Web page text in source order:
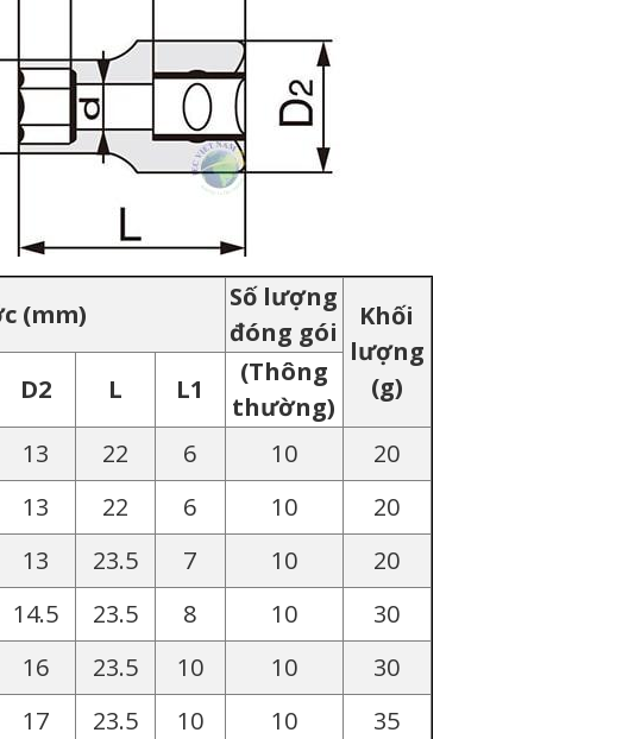
(mm)
Số lượng
đóng gói
Khối
lượng
(g)
D2 L L1
(Thông
thường)
13 22 6 10
20
13 22 6 10
20
13 23.5 7 10
20
14.5 23.5 8 10
30
16 23.5 10 10
30
17 23.5 10 10 35